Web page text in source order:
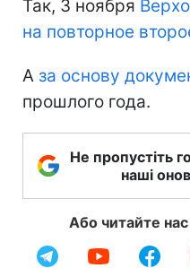
Так, 3 ноября
на повторное
А за основу
прошлого года.
Не пропустіть
наші
Або читайте